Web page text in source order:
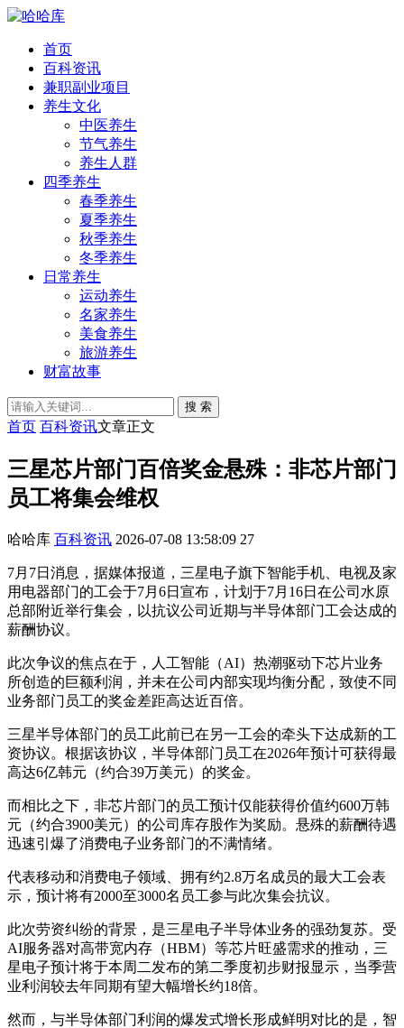
首页
百科资讯
兼职副业项目
养生文化
中医养生
节气养生
养生人群
四季养生
春季养生
夏季养生
秋季养生
冬季养生
日常养生
运动养生
名家养生
美食养生
旅游养生
财富故事
搜 索
首页 百科资讯文章正文
三星芯片部门百倍奖金悬殊：非芯片部门
员工将集会维权
哈哈库 百科资讯 2026-07-08 13:58:09 27
7月7日消息，据媒体报道，三星电子旗下智能手机、电视及家
用电器部门的工会于7月6日宣布，计划于7月16日在公司水原
总部附近举行集会，以抗议公司近期与半导体部门工会达成的
薪酬协议。
此次争议的焦点在于，人工智能（AI）热潮驱动下芯片业务
所创造的巨额利润，并未在公司内部实现均衡分配，致使不同
业务部门员工的奖金差距高达近百倍。
三星半导体部门的员工此前已在另一工会的牵头下达成新的工
资协议。根据该协议，半导体部门员工在2026年预计可获得最
高达6亿韩元（约合39万美元）的奖金。
而相比之下，非芯片部门的员工预计仅能获得价值约600万韩
元（约合3900美元）的公司库存股作为奖励。悬殊的薪酬待遇
迅速引爆了消费电子业务部门的不满情绪。
代表移动和消费电子领域、拥有约2.8万名成员的最大工会表
示，预计将有2000至3000名员工参与此次集会抗议。
此次劳资纠纷的背景，是三星电子半导体业务的强劲复苏。受
AI服务器对高带宽内存（HBM）等芯片旺盛需求的推动，三
星电子预计将于本周二发布的第二季度初步财报显示，当季营
业利润较去年同期有望大幅增长约18倍。
然而，与半导体部门利润的爆发式增长形成鲜明对比的是，智